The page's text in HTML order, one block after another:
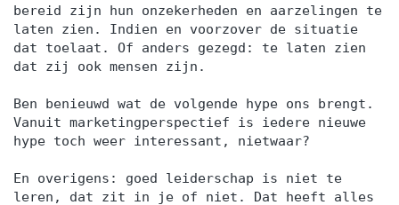
bereid zijn hun onzekerheden en aarzelingen te
laten zien. Indien en voorzover de situatie
dat toelaat. Of anders gezegd: te laten zien
dat zij ook mensen zijn.
Ben benieuwd wat de volgende hype ons brengt.
Vanuit marketingperspectief is iedere nieuwe
hype toch weer interessant, nietwaar?
En overigens: goed leiderschap is niet te
leren, dat zit in je of niet. Dat heeft alles